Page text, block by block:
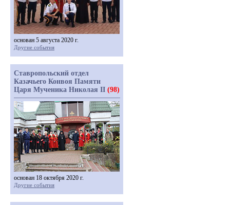
основан 5 августа 2020 г.
Другие события
Ставропольский отдел
Казачьего Конвоя Памяти
Царя Мученика Николая II (98)
основан 18 октября 2020 г.
Другие события